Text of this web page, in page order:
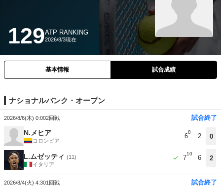
129ATP RANKING
2026/8/3現在
基本情報 試合成績
ナショナルバンク・オープン
2026/8/6(木) 0:002回戦 試合終了
N.メヒア
コロンビア
6
8
2 0
L.ムゼッティ (11)
イタリア
7
10
6 2
2026/8/4(火) 4:301回戦 試合終了